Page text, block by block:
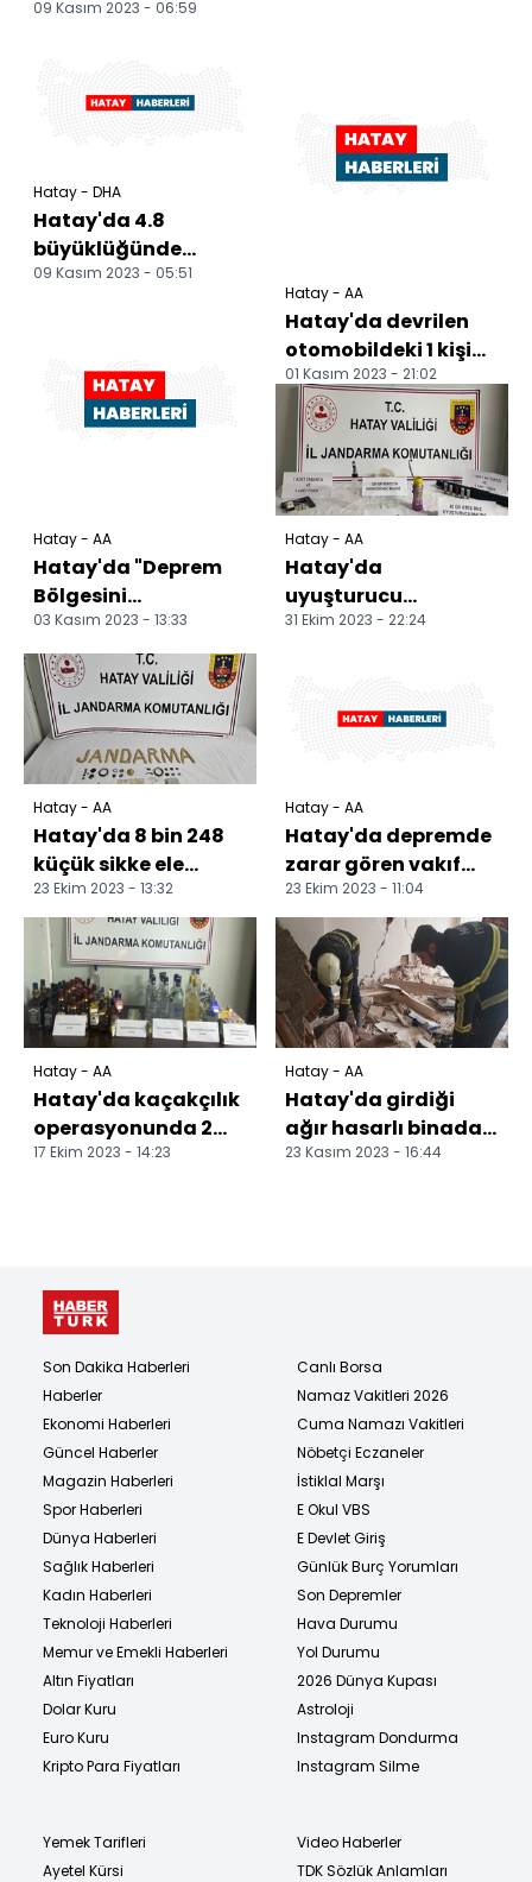
09 Kasım 2023 - 06:59
Hatay - DHA
Hatay'da 4.8
büyüklüğünde
deprem
09 Kasım 2023 - 05:51
Hatay - AA
Hatay'da "Deprem
Bölgesini
Canlandırma Destek
Programı"
bilgilendirme topla...
03 Kasım 2023 - 13:33
Hatay - AA
Hatay'da devrilen
otomobildeki 1 kişi
öldü, 1 kişi yaralandı
01 Kasım 2023 - 21:02
Hatay - AA
Hatay'da
uyuşturucu
operasyonunda 1
31 Ekim 2023 - 22:24
Hatay - AA
Hatay'da 8 bin 248
küçük sikke ele
geçirildi
23 Ekim 2023 - 13:32
Hatay - AA
Hatay'da depremde
zarar gören vakıf
eserlerinden
30'unda restorasyon
başlat...
23 Ekim 2023 - 11:04
Hatay - AA
Hatay'da kaçakçılık
operasyonunda 2
şüpheli yakalandı
17 Ekim 2023 - 14:23
Hatay - AA
Hatay'da girdiği
ağır hasarlı binada
üzerine duvar
23 Kasım 2023 - 16:44
Son Dakika Haberleri
Haberler
Ekonomi Haberleri
Güncel Haberler
Magazin Haberleri
Spor Haberleri
Dünya Haberleri
Sağlık Haberleri
Kadın Haberleri
Teknoloji Haberleri
Memur ve Emekli Haberleri
Altın Fiyatları
Dolar Kuru
Euro Kuru
Kripto Para Fiyatları
Canlı Borsa
Namaz Vakitleri 2026
Cuma Namazı Vakitleri
Nöbetçi Eczaneler
İstiklal Marşı
E Okul VBS
E Devlet Giriş
Günlük Burç Yorumları
Son Depremler
Hava Durumu
Yol Durumu
2026 Dünya Kupası
Astroloji
Instagram Dondurma
Instagram Silme
Yemek Tarifleri
Ayetel Kürsi
Video Haberler
TDK Sözlük Anlamları